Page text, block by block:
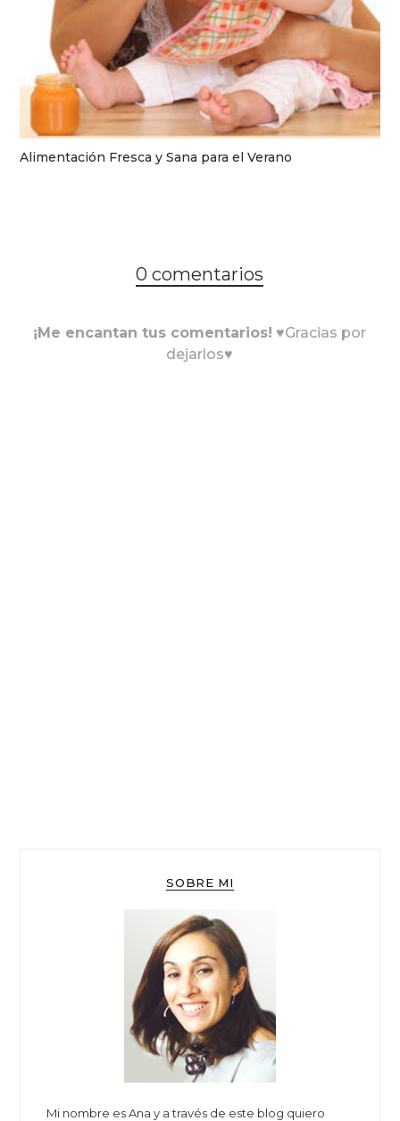
Alimentación Fresca y Sana para el Verano
0 comentarios
¡Me encantan tus comentarios! ♥Gracias por
dejarlos♥
SOBRE MI
Mi nombre es Ana y a través de este blog quiero